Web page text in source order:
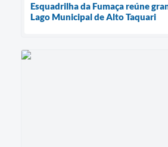
Esquadrilha da Fumaça reúne
Lago Municipal de Alto Taquari